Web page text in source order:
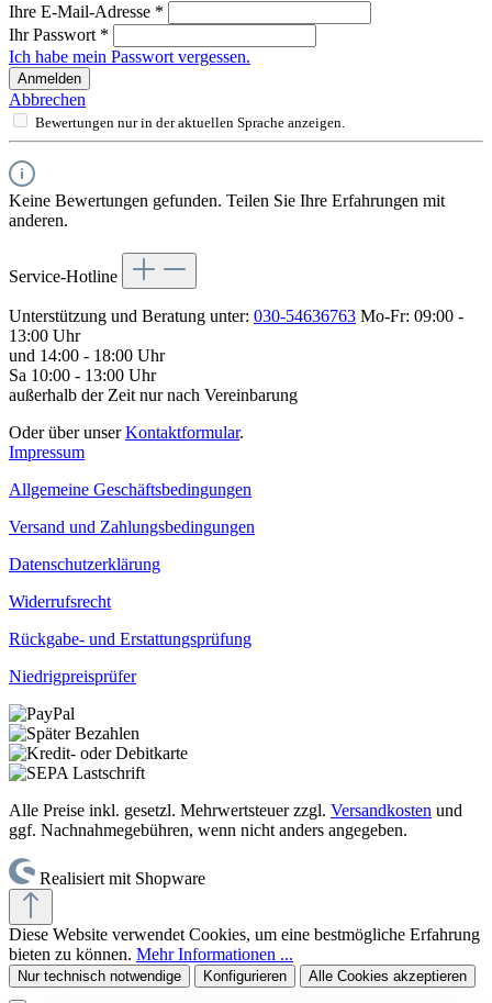
Ihre E-Mail-Adresse *
Ihr Passwort *
Ich habe mein Passwort vergessen.
Anmelden
Abbrechen
Bewertungen nur in der aktuellen Sprache anzeigen.
Keine Bewertungen gefunden. Teilen Sie Ihre Erfahrungen mit
anderen.
Service-Hotline
Unterstützung und Beratung unter: 030-54636763 Mo-Fr: 09:00 -
13:00 Uhr
und 14:00 - 18:00 Uhr
Sa 10:00 - 13:00 Uhr
außerhalb der Zeit nur nach Vereinbarung
Oder über unserKontaktformular.
Impressum
Allgemeine Geschäftsbedingungen
Versand und Zahlungsbedingungen
Datenschutzerklärung
Widerrufsrecht
Rückgabe- und Erstattungsprüfung
Niedrigpreisprüfer
Alle Preise inkl. gesetzl. Mehrwertsteuer zzgl. Versandkosten und
ggf. Nachnahmegebühren, wenn nicht anders angegeben.
Realisiert mit Shopware
Diese Website verwendet Cookies, um eine bestmögliche Erfahrung
bieten zu können. Mehr Informationen ...
Nur technisch notwendige Konfigurieren Alle Cookies akzeptieren